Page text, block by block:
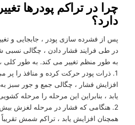
چرا در تراکم پودرها
دارد؟
پس از فشرده سازی پودر ، جابجایی و
در طی فرایند فشار دادن ، چگالی
به طور منظم تغییر می کند. به طور کلی
1. ذرات پودر حرکت کرده و منافذ را پر
افزایش فشار ، چگالی جمع و جور سبز
یابد ، بنابراین این مرحله را مرحله
2. هنگامی که فشار در مرحله لغزش بیش
همچنان افزایش یابد ، تراکم شمش